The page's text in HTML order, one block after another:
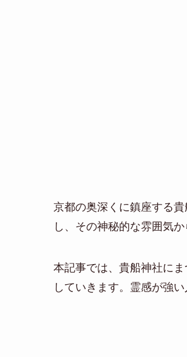
京都の奥深くに鎮座する
し、その神秘的な雰囲気
本記事では、貴船神社に
していきます。霊感が強